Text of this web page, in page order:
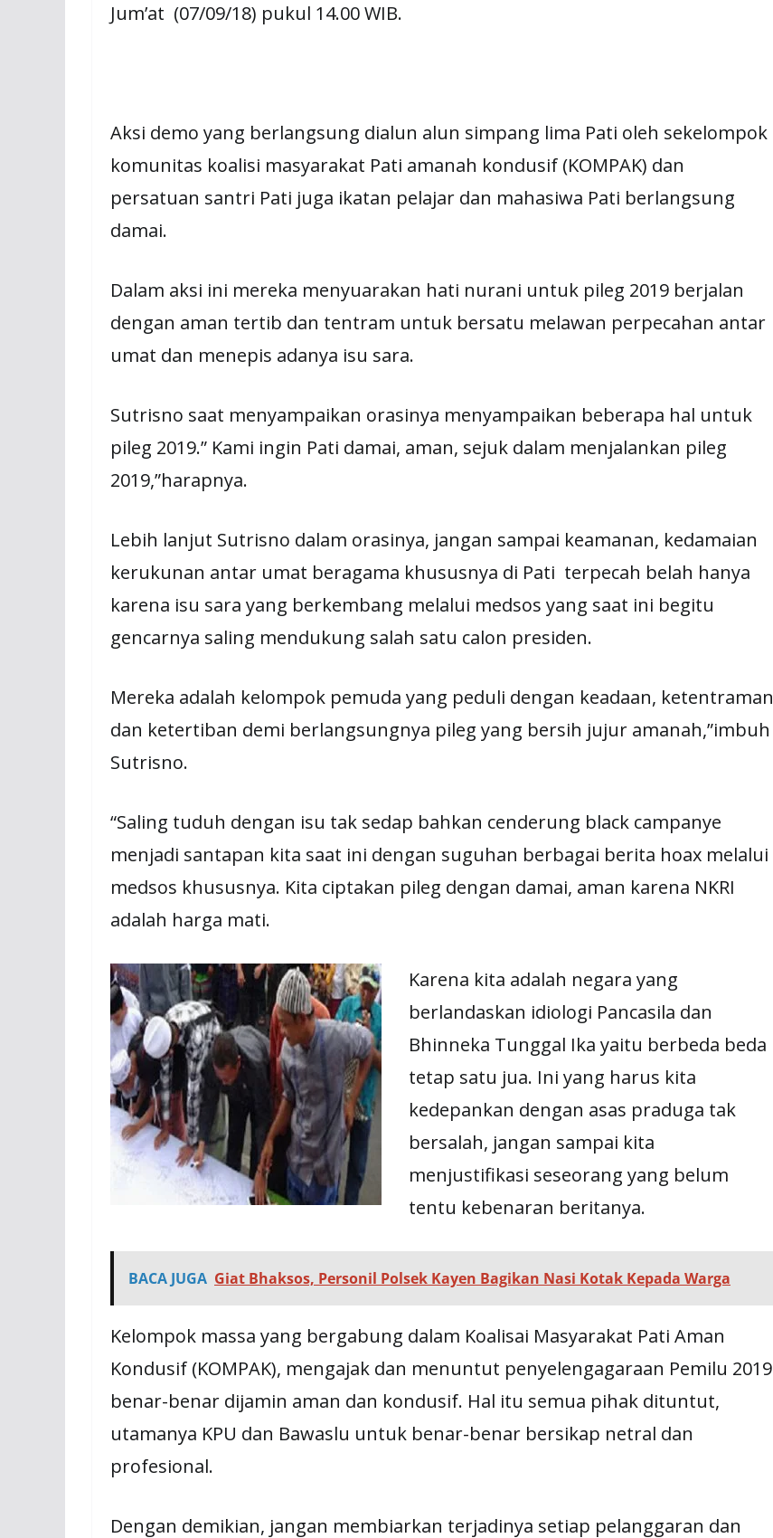
Jum’at (07/09/18) pukul 14.00 WIB.
Aksi demo yang berlangsung dialun alun simpang lima Pati oleh sekelompok
komunitas koalisi masyarakat Pati amanah kondusif (KOMPAK) dan
persatuan santri Pati juga ikatan pelajar dan mahasiwa Pati berlangsung
damai.
Dalam aksi ini mereka menyuarakan hati nurani untuk pileg 2019 berjalan
dengan aman tertib dan tentram untuk bersatu melawan perpecahan antar
umat dan menepis adanya isu sara.
Sutrisno saat menyampaikan orasinya menyampaikan beberapa hal untuk
pileg 2019.” Kami ingin Pati damai, aman, sejuk dalam menjalankan pileg
2019,”harapnya.
Lebih lanjut Sutrisno dalam orasinya, jangan sampai keamanan, kedamaian
kerukunan antar umat beragama khususnya di Pati terpecah belah hanya
karena isu sara yang berkembang melalui medsos yang saat ini begitu
gencarnya saling mendukung salah satu calon presiden.
Mereka adalah kelompok pemuda yang peduli dengan keadaan, ketentraman
dan ketertiban demi berlangsungnya pileg yang bersih jujur amanah,”imbuh
Sutrisno.
“Saling tuduh dengan isu tak sedap bahkan cenderung black campanye
menjadi santapan kita saat ini dengan suguhan berbagai berita hoax melalui
medsos khususnya. Kita ciptakan pileg dengan damai, aman karena NKRI
adalah harga mati.
Karena kita adalah negara yang
berlandaskan idiologi Pancasila dan
Bhinneka Tunggal Ika yaitu berbeda beda
tetap satu jua. Ini yang harus kita
kedepankan dengan asas praduga tak
bersalah, jangan sampai kita
menjustifikasi seseorang yang belum
tentu kebenaran beritanya.
BACA JUGA Giat Bhaksos, Personil Polsek Kayen Bagikan Nasi Kotak Kepada Warga
Kelompok massa yang bergabung dalam Koalisai Masyarakat Pati Aman
Kondusif (KOMPAK), mengajak dan menuntut penyelengagaraan Pemilu 2019
benar-benar dijamin aman dan kondusif. Hal itu semua pihak dituntut,
utamanya KPU dan Bawaslu untuk benar-benar bersikap netral dan
profesional.
Dengan demikian, jangan membiarkan terjadinya setiap pelanggaran dan